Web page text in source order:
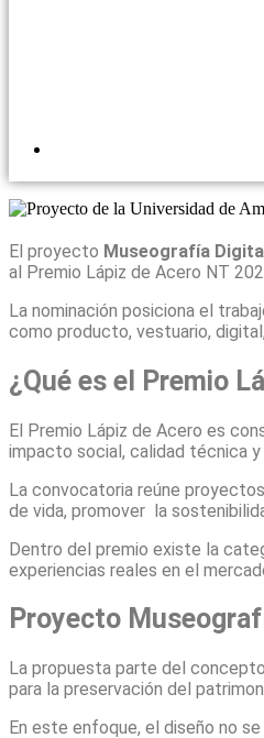
El proyecto Museografía
al Premio Lápiz de Acero NT
La nominación posiciona el
como producto, vestuario,
¿Qué es el Premio
El Premio Lápiz de Acero es
impacto social, calidad técnica
La convocatoria reúne
de vida, promover la
Dentro del premio existe la
experiencias reales en el
Proyecto
La propuesta parte del concepto
para la preservación del
En este enfoque, el diseño no